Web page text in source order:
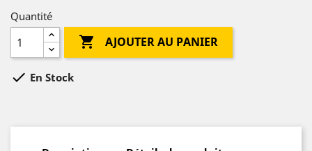
Quantité
 AJOUTER AU PANIER
 En Stock